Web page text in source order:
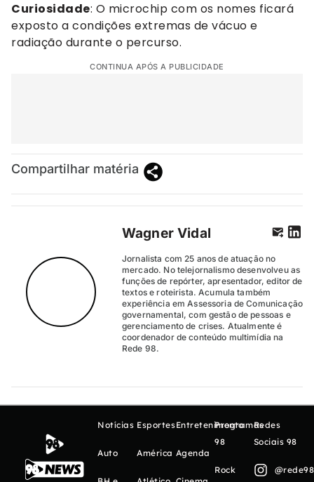
Curiosidade: O microchip com os nomes ficará
exposto a condições extremas de vácuo e
radiação durante o percurso.
CONTINUA APÓS A PUBLICIDADE
Compartilhar matéria
Wagner Vidal
Jornalista com 25 anos de atuação no
mercado. No telejornalismo desenvolveu as
funções de repórter, apresentador, editor de
textos e roteirista. Acumula também
experiência em Assessoria de Comunicação
governamental, com gestão de pessoas e
gerenciamento de crises. Atualmente é
coordenador de conteúdo multimídia na
Rede 98.
Notícias
Auto
Esportes
América
Entretenimento
Agenda
Programas
98
Rock
Redes
Sociais 98